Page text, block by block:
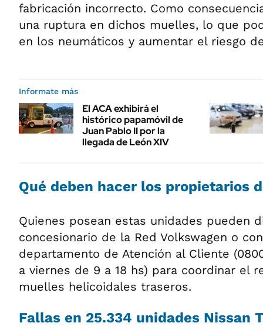
fabricación incorrecto. Como
una ruptura en dichos muelles, lo que
en los neumáticos y aumentar el riesgo
Informate más
El ACA exhibirá el
histórico papamóvil de
Juan Pablo II por la
llegada de León XIV
Qué deben hacer los propietarios
Quienes posean estas unidades pueden
concesionario de la Red Volkswagen o
departamento de Atención al Cliente
a viernes de 9 a 18 hs) para coordinar el
muelles helicoidales traseros.
Fallas en 25.334 unidades Nissan